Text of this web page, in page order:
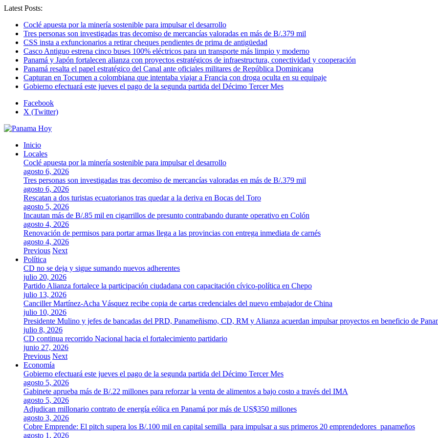
Latest Posts:
Coclé apuesta por la minería sostenible para impulsar el desarrollo
Tres personas son investigadas tras decomiso de mercancías valoradas en más de B/.379 mil
CSS insta a exfuncionarios a retirar cheques pendientes de prima de antigüedad
Casco Antiguo estrena cinco buses 100% eléctricos para un transporte más limpio y moderno
Panamá y Japón fortalecen alianza con proyectos estratégicos de infraestructura, conectividad y cooperación
Panamá resalta el papel estratégico del Canal ante oficiales militares de República Dominicana
Capturan en Tocumen a colombiana que intentaba viajar a Francia con droga oculta en su equipaje
Gobierno efectuará este jueves el pago de la segunda partida del Décimo Tercer Mes
Facebook
X (Twitter)
Inicio
Locales
Coclé apuesta por la minería sostenible para impulsar el desarrollo
agosto 6, 2026
Tres personas son investigadas tras decomiso de mercancías valoradas en más de B/.379 mil
agosto 6, 2026
Rescatan a dos turistas ecuatorianos tras quedar a la deriva en Bocas del Toro
agosto 5, 2026
Incautan más de B/.85 mil en cigarrillos de presunto contrabando durante operativo en Colón
agosto 4, 2026
Renovación de permisos para portar armas llega a las provincias con entrega inmediata de carnés
agosto 4, 2026
Previous Next
Política
CD no se deja y sigue sumando nuevos adherentes
julio 20, 2026
Partido Alianza fortalece la participación ciudadana con capacitación cívico-política en Chepo
julio 13, 2026
Canciller Martínez-Acha Vásquez recibe copia de cartas credenciales del nuevo embajador de China
julio 10, 2026
Presidente Mulino y jefes de bancadas del PRD, Panameñismo, CD, RM y Alianza acuerdan impulsar proyectos en beneficio de
julio 8, 2026
CD continua recorrido Nacional hacia el fortalecimiento partidario
junio 27, 2026
Previous Next
Economía
Gobierno efectuará este jueves el pago de la segunda partida del Décimo Tercer Mes
agosto 5, 2026
Gabinete aprueba más de B/.22 millones para reforzar la venta de alimentos a bajo costo a través del IMA
agosto 5, 2026
Adjudican millonario contrato de energía eólica en Panamá por más de US$350 millones
agosto 3, 2026
Cobre Emprende: El pitch supera los B/.100 mil en capital semilla para impulsar a sus primeros 20 emprendedores panameños
agosto 1, 2026